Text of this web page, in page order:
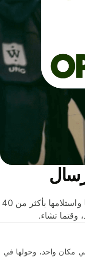
وفّر المال عند إرسال الأموال وإنفاقها واستلامها بأكثر من 40
تشاء.
مكان واحد، وحولها في